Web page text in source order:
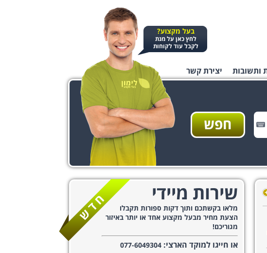
ותשובות יצירת קשר
בעל מקצוע?
לחץ כאן על מנת
לקבל עוד לקוחות
שירות מיידי
מלאו בקשתכם ותוך דקות ספורות תקבלו
הצעת מחיר מבעל מקצוע אחד או יותר באיזור
מגוריכם!
או חייגו למוקד הארצי: 077-6049304